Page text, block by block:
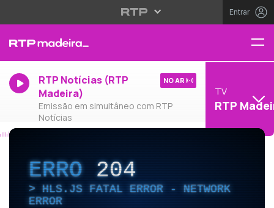
Entrar
RTP Notícias (RTP
Madeira)
Emissão em simultâneo com RTP
Notícias
NO AR
TV
RTP
ERRO204
HLS.JS FATAL ERROR - NETWORK
ERROR